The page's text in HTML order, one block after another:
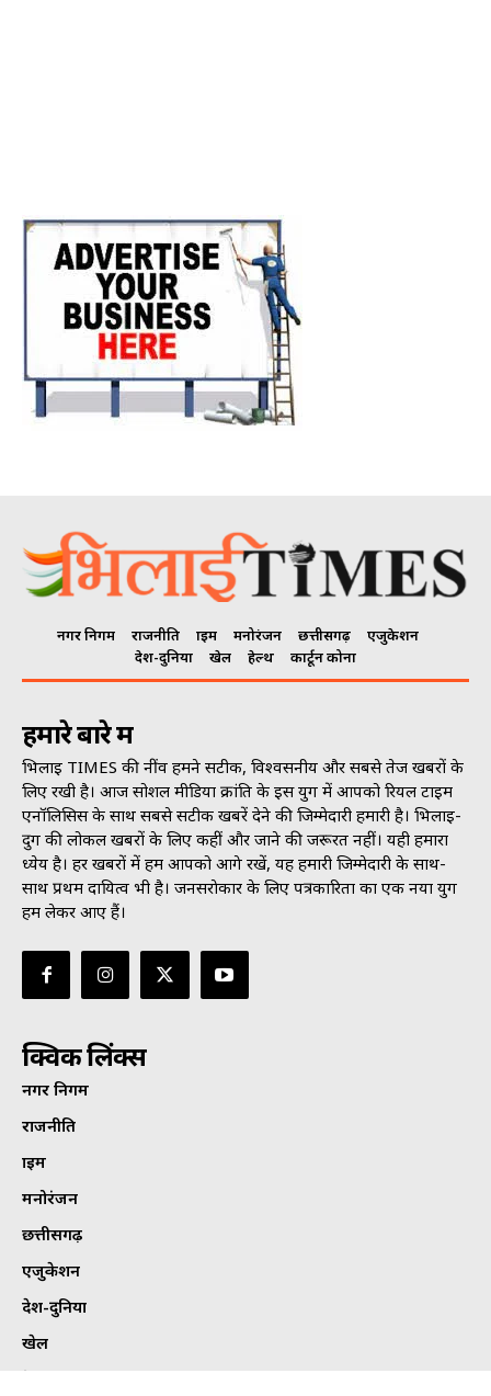
नगर निगम राजनीति क्राइम मनोरंजन छत्तीसगढ़
एजुकेशन
देश-दुनिया
खेल हेल्थ कार्टून कोना
हमारे बारे में
भिलाई TIMES की नींव हमने सटीक, विश्वसनीय और सबसे तेज खबरों के
लिए रखी है। आज सोशल मीडिया क्रांति के इस युग में आपको रियल टाइम
एनॉलिसिस के साथ सबसे सटीक खबरें देने की जिम्मेदारी हमारी है। भिलाई-
दुर्ग की लोकल खबरों के लिए कहीं और जाने की जरूरत नहीं। यही हमारा
ध्येय है। हर खबरों में हम आपको आगे रखें, यह हमारी जिम्मेदारी के साथ-
साथ प्रथम दायित्व भी है। जनसराेकार के लिए पत्रकारिता का एक नया युग
हम लेकर आए हैं।
क्विक लिंक्स
नगर निगम
राजनीति
क्राइम
मनोरंजन
छत्तीसगढ़
एजुकेशन
देश-दुनिया
खेल
हेल्थ